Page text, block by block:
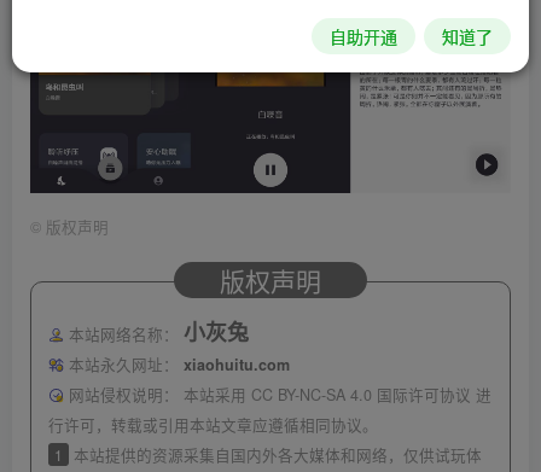
© 版权声明
版权声明
本站网络名称： 小灰兔
本站永久网址：
xiaohuitu.com
网站侵权说明：
本站采用 CC BY-NC-SA 4.0 国际许可协议 进
行许可，转载或引用本站文章应遵循相同协议。
1
本站提供的资源采集自国内外各大媒体和网络，仅供试玩体
自助开通 知道了